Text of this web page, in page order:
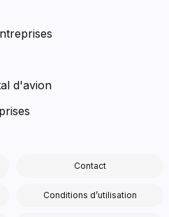
d'avion
Contact
Conditions d’utilisation